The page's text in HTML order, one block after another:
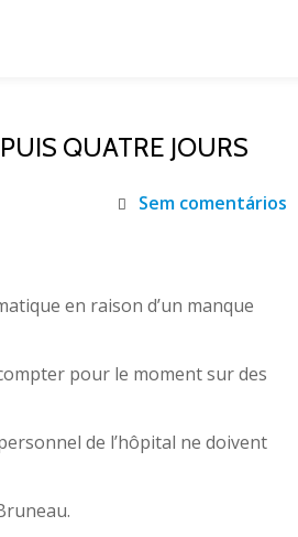
QUATRE JOURS
Sem comentários
en raison d’un manque
pour le moment sur des
de l’hôpital ne doivent